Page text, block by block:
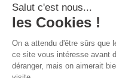
Salut c'est nous...
les Cookies !
On a attendu d'être sûrs que
ce site vous intéresse avant
déranger, mais on aimerait